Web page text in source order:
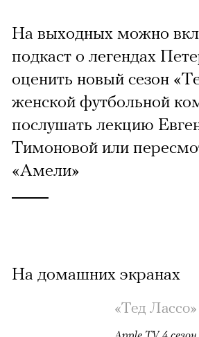
На выходных можно
подкаст о легендах
оценить новый сезон
женской футбольной
послушать лекцию
Тимоновой или
«Амели»
На домашних экранах
«Тед Лассо»